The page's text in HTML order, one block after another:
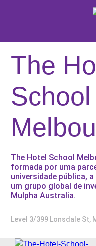
ONDE
NOSSOS
ESCOLAS E
PROMOÇÕES
The
School
The Hotel School
formada por uma
universidade pública,
um grupo global de
Mulpha Australia.
Level 3/399 Lonsdale St,